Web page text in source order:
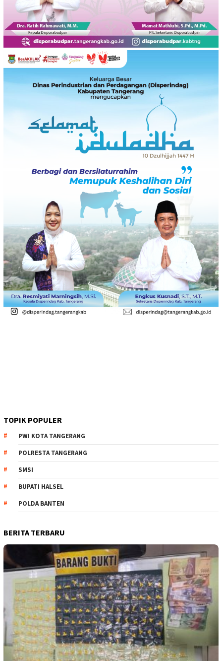
TOPIK POPULER
PWI KOTA TANGERANG
POLRESTA TANGERANG
SMSI
BUPATI HALSEL
POLDA BANTEN
BERITA TERBARU